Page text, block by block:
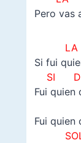
Pero vas
LA
Si fui
SI
Fui
Fui quien